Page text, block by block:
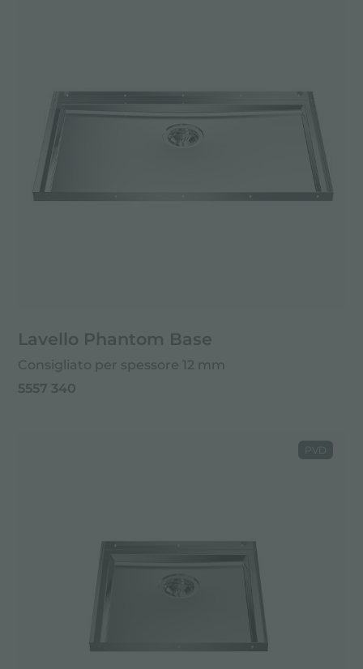
Lavello Phantom Base
Consigliato per spessore 12 mm
5557 340
PVD